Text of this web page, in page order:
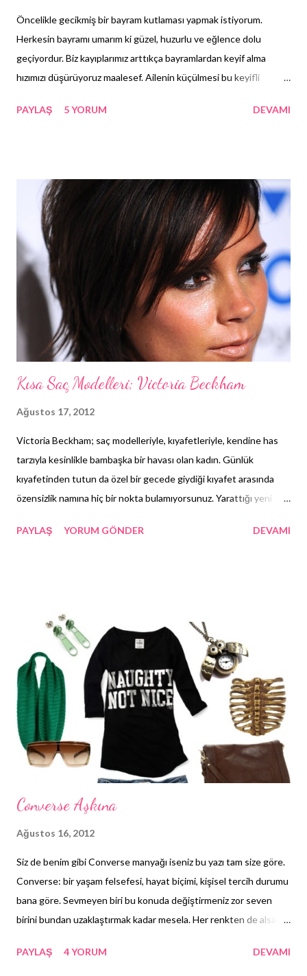
Öncelikle gecikmiş bir bayram kutlaması yapmak istiyorum.
Herkesin bayramı umarım ki güzel, huzurlu ve eğlence dolu
geçiyordur. Biz kayıplarımız arttıkça bayramlardan keyif alma
hızımızı düşürüyoruz maalesef. Ailenin küçülmesi bu keyifli
pişman olmamak adına kalanların fazlasıyla kıymetini bilerek,
mat gibi bir duruşu ve içinde belli belirsiz ışıltıları var. Çok değişik
bir oje yani kısacası (:
PAYLAŞ 5 YORUM DEVAMI
Kısa Saç Modelleri; Victoria Beckham
Ağustos 17, 2012
Victoria Beckham; saç modelleriyle, kıyafetleriyle, kendine has
tarzıyla kesinlikle bambaşka bir havası olan kadın. Günlük
kıyafetinden tutun da özel bir gecede giydiği kıyafet arasında
özensizlik namına hiç bir nokta bulamıyorsunuz. Yarattığı yeni
olduğumuz için bir çoğumuz saçlarımıza tahammül edemiyoruz
kere saçımızı kestirdik mi bu işten de vazgeçemiyoruz kolay kolay.
Yani birazcık uzasa aman biçimsizleşti, aman uçları kırılıyor diyerek
kendimize bahaneler yaratıyoruz. Ve soluğu yine kuaförün
koltuğunda alıyoruz. Sizlere de fikir vermesi açısından kısa saç
başlıklı bu yazıda; tarz olarak Victoria Beckham'ı seçtim tabi ki.
PAYLAŞ YORUM GÖNDER DEVAMI
Converse Aşkına
Ağustos 16, 2012
Siz de benim gibi Converse manyağı iseniz bu yazı tam size göre.
Converse: bir yaşam felsefesi, hayat biçimi, kişisel tercih durumu
bana göre. Sevmeyen biri bu konuda değiştirmeniz zor seven
birini bundan uzaklaştırmak kadar mesela. Her renkten de alsanız
kendini çok yormak istemeyen Converse; renklerle ve desenlerle
PAYLAŞ 4 YORUM DEVAMI